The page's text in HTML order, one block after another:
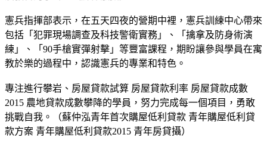
憲兵指揮部表示，在五天四夜的營期中裡，憲兵訓練中心帶來
包括「犯罪現場調查及科技警衛實務」、「擒拿及防身術演
練」、「90手槍實彈射擊」等豐富課程，期盼讓參與學員在寓
教於樂的過程中，認識憲兵的專業和特色。
專注進行攀岩、房屋貸款試算 房屋貸款利率 房屋貸款成數
2015 農地貸款成數攀降的學員，努力完成每一個項目，勇敢
挑戰自我。（蘇仲泓青年首次購屋低利貸款 青年購屋低利貸
款方案 青年購屋低利貸款2015 青年房貸攝）